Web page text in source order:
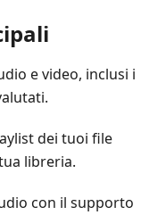
e video, inclusi i
dei tuoi file
libreria.
con il supporto